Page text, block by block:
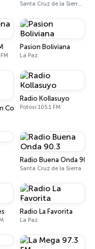
Santa Cruz de la Sierra 100.9 FM
Pasion Boliviana
La Paz
Coca
Radio Kollasuyo
Potosí 105.1 FM
Radio Buena Onda 90.3
Santa Cruz de la Sierra
Radio La Favorita
La Paz